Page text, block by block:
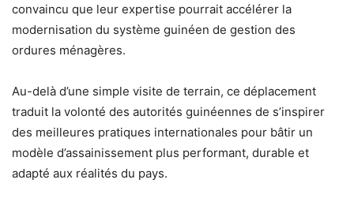
convaincu que leur expertise pourrait accélérer la
modernisation du système guinéen de gestion des
ordures ménagères.
Au-delà d’une simple visite de terrain, ce déplacement
traduit la volonté des autorités guinéennes de s’inspirer
des meilleures pratiques internationales pour bâtir un
modèle d’assainissement plus performant, durable et
adapté aux réalités du pays.